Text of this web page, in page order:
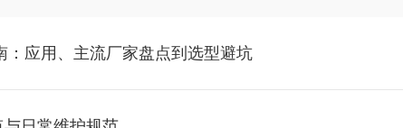
：应用、主流厂家盘点到选型避坑